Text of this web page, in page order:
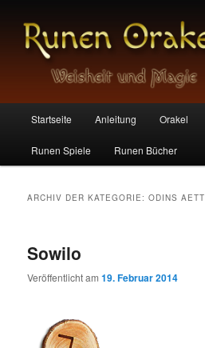
Runen Orakel
Zum
Inhalt
Zum
sekundären
Startseite Anleitung Orakel
Runen Spiele Runen Bücher
ARCHIV DER KATEGORIE:ODINS AETT
Sowilo
Veröffentlicht am19. Februar 2014